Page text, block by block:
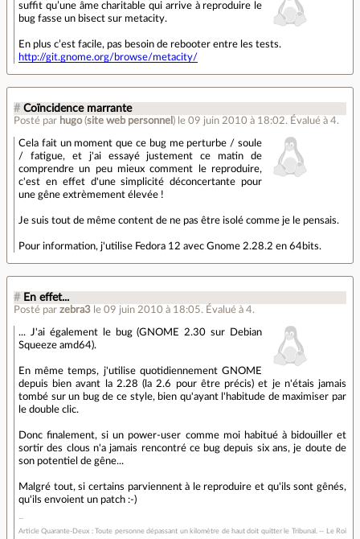
suffit qu’une âme charitable qui arrive à reproduire le
bug fasse un bisect sur metacity.
En plus c’est facile, pas besoin de rebooter entre les tests.
http://git.gnome.org/browse/metacity/
# Coïncidence marrante
Posté par hugo(site web personnel ) le 09 juin 2010 à 18:02. Évalué à 4.
Cela fait un moment que ce bug me perturbe / soule
/ fatigue, et j'ai essayé justement ce matin de
comprendre un peu mieux comment le reproduire,
c'est en effet d'une simplicité déconcertante pour
une gêne extrèmement élevée !
Je suis tout de même content de ne pas être isolé comme je le pensais.
Pour information, j'utilise Fedora 12 avec Gnome 2.28.2 en 64bits.
# En effet...
Posté par zebra3 le 09 juin 2010 à 18:05. Évalué à 4.
... J'ai également le bug (GNOME 2.30 sur Debian
Squeeze amd64).
En même temps, j'utilise quotidiennement GNOME
depuis bien avant la 2.28 (la 2.6 pour être précis) et je n'étais jamais
tombé sur un bug de ce style, bien qu'ayant l'habitude de maximiser par
le double clic.
Donc finalement, si un power-user comme moi habitué à bidouiller et
sortir des clous n'a jamais rencontré ce bug depuis six ans, je doute de
son potentiel de gêne...
Malgré tout, si certains parviennent à le reproduire et qu'ils sont gênés,
qu'ils envoient un patch :-)
Article Quarante-Deux : Toute personne dépassant un kilomètre de haut doit quitter le Tribunal. -- Le Roi